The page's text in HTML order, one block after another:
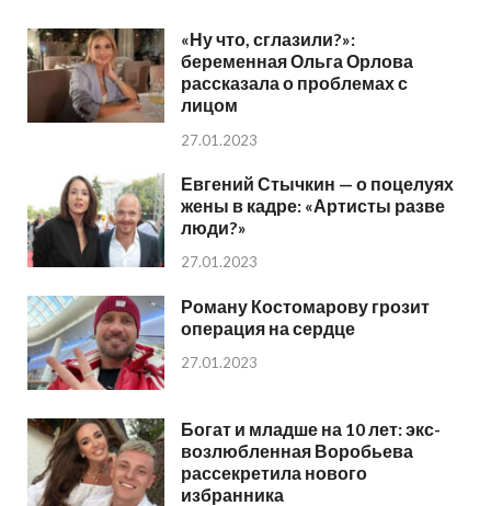
«Ну что, сглазили?»:
беременная Ольга Орлова
рассказала о проблемах с
лицом
27.01.2023
Евгений Стычкин — о поцелуях
жены в кадре: «Артисты разве
люди?»
27.01.2023
Роману Костомарову грозит
операция на сердце
27.01.2023
Богат и младше на 10 лет: экс-
возлюбленная Воробьева
рассекретила нового
избранника